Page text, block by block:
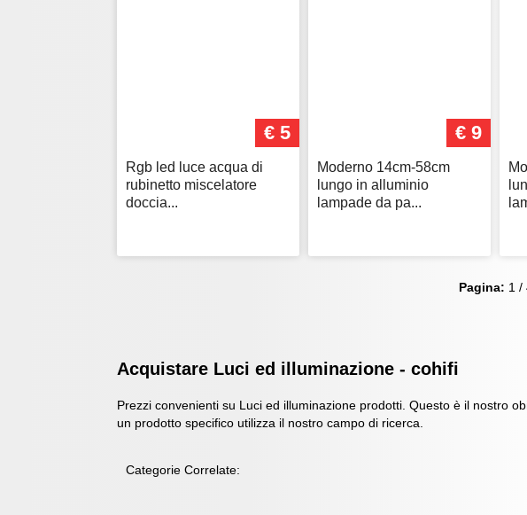
€ 5
Rgb led luce acqua di
rubinetto miscelatore
doccia...
€ 9
Moderno 14cm-58cm
lungo in alluminio
lampade da pa...
Pagina: 1 /
Acquistare Luci ed illuminazione - cohifi
Prezzi convenienti su Luci ed illuminazione prodotti. Questo è il nostro
un prodotto specifico utilizza il nostro campo di ricerca.
Categorie Correlate: